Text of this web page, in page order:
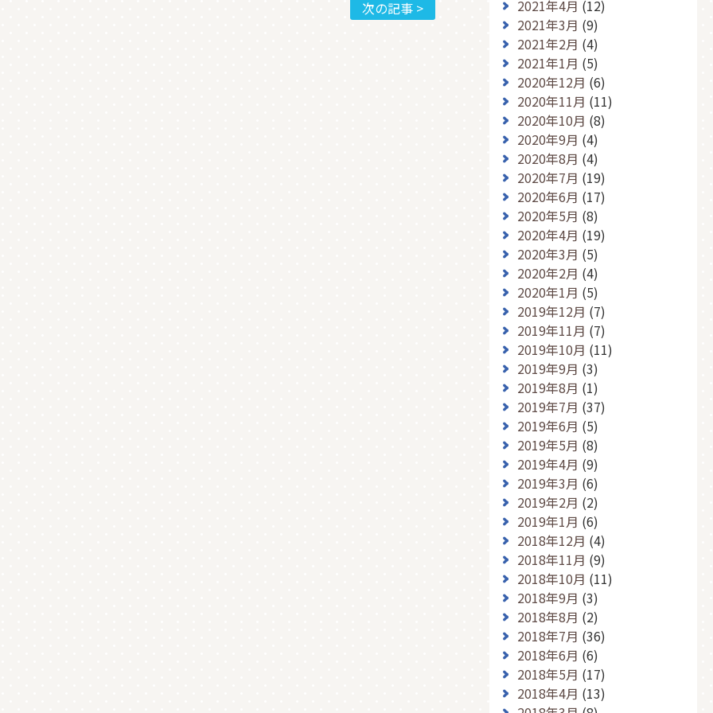
次の記事 > 2021年4月 (12)
2021年3月 (9)
2021年2月 (4)
2021年1月 (5)
2020年12月 (6)
2020年11月 (11)
2020年10月 (8)
2020年9月 (4)
2020年8月 (4)
2020年7月 (19)
2020年6月 (17)
2020年5月 (8)
2020年4月 (19)
2020年3月 (5)
2020年2月 (4)
2020年1月 (5)
2019年12月 (7)
2019年11月 (7)
2019年10月 (11)
2019年9月 (3)
2019年8月 (1)
2019年7月 (37)
2019年6月 (5)
2019年5月 (8)
2019年4月 (9)
2019年3月 (6)
2019年2月 (2)
2019年1月 (6)
2018年12月 (4)
2018年11月 (9)
2018年10月 (11)
2018年9月 (3)
2018年8月 (2)
2018年7月 (36)
2018年6月 (6)
2018年5月 (17)
2018年4月 (13)